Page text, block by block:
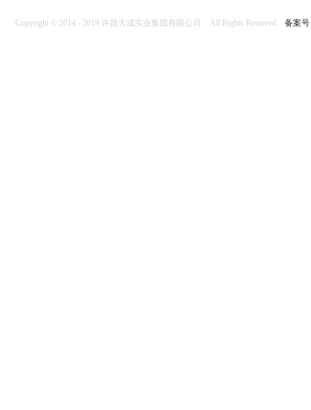
Copyright © 2014 - 2019 许昌大成实业集团有限公司 All Rights Reserved. 备案号